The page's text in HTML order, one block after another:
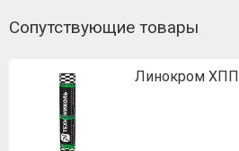
Сопутствующие товары
Линокром ХПП